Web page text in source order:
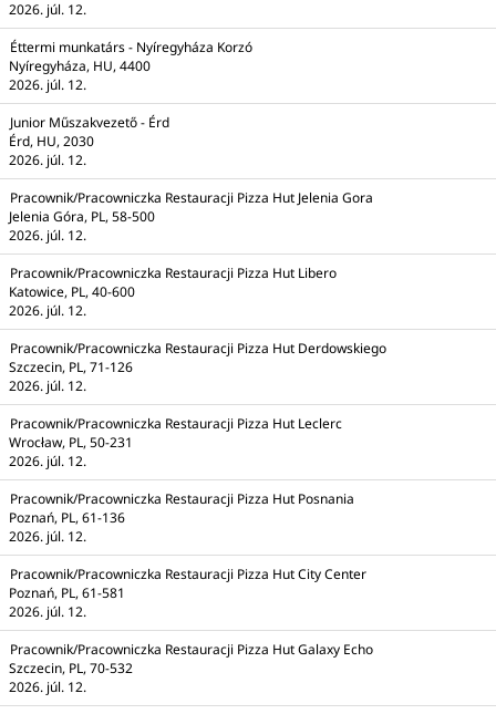
2026. júl. 12.
Éttermi munkatárs - Nyíregyháza Korzó
Nyíregyháza, HU, 4400
2026. júl. 12.
Junior Műszakvezető - Érd
Érd, HU, 2030
2026. júl. 12.
Pracownik/Pracowniczka Restauracji Pizza Hut Jelenia Gora
Jelenia Góra, PL, 58-500
2026. júl. 12.
Pracownik/Pracowniczka Restauracji Pizza Hut Libero
Katowice, PL, 40-600
2026. júl. 12.
Pracownik/Pracowniczka Restauracji Pizza Hut Derdowskiego
Szczecin, PL, 71-126
2026. júl. 12.
Pracownik/Pracowniczka Restauracji Pizza Hut Leclerc
Wrocław, PL, 50-231
2026. júl. 12.
Pracownik/Pracowniczka Restauracji Pizza Hut Posnania
Poznań, PL, 61-136
2026. júl. 12.
Pracownik/Pracowniczka Restauracji Pizza Hut City Center
Poznań, PL, 61-581
2026. júl. 12.
Pracownik/Pracowniczka Restauracji Pizza Hut Galaxy Echo
Szczecin, PL, 70-532
2026. júl. 12.